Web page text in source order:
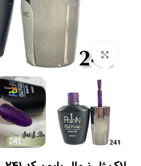
بزرگنمایی تصویر